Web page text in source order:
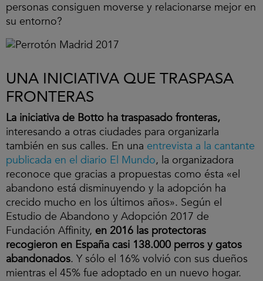
personas consiguen moverse y relacionarse mejor en
su entorno?
UNA INICIATIVA QUE TRASPASA
FRONTERAS
La iniciativa de Botto ha traspasado fronteras,
interesando a otras ciudades para organizarla
también en sus calles. En una entrevista a la cantante
publicada en el diario El Mundo, la organizadora
reconoce que gracias a propuestas como ésta «el
abandono está disminuyendo y la adopción ha
crecido mucho en los últimos años». Según el
Estudio de Abandono y Adopción 2017 de
Fundación Affinity, en 2016 las protectoras
recogieron en España casi 138.000 perros y gatos
abandonados. Y sólo el 16% volvió con sus dueños
mientras el 45% fue adoptado en un nuevo hogar.